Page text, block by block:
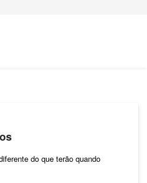
do que terão quando